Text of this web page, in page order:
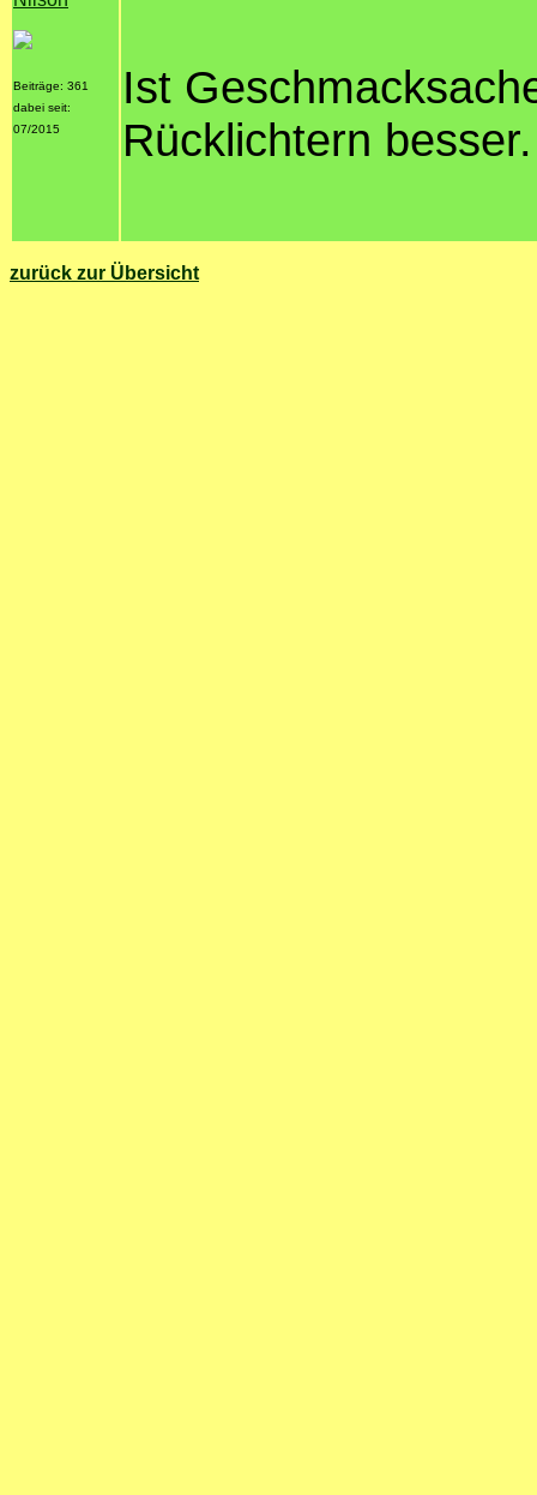
Beiträge: 361
dabei seit:
07/2015
Ist
Rücklichtern besser.
zurück zur Übersicht